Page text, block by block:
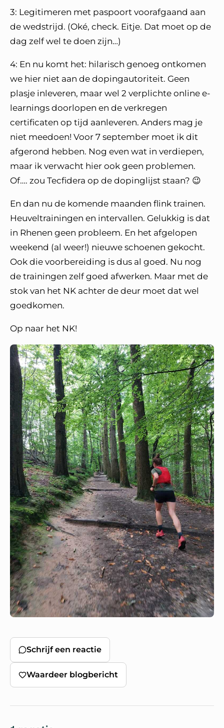
3: Legitimeren met paspoort voorafgaand aan
de wedstrijd. (Oké, check. Eitje. Dat moet op de
dag zelf wel te doen zijn…)
4: En nu komt het: hilarisch genoeg ontkomen
we hier niet aan de dopingautoriteit. Geen
plasje inleveren, maar wel 2 verplichte online e-
learnings doorlopen en de verkregen
certificaten op tijd aanleveren. Anders mag je
niet meedoen! Voor 7 september moet ik dit
afgerond hebben. Nog even wat in verdiepen,
maar ik verwacht hier ook geen problemen.
Of…. zou Tecfidera op de dopinglijst staan? 😉
En dan nu de komende maanden flink trainen.
Heuveltrainingen en intervallen. Gelukkig is dat
in Rhenen geen probleem. En het afgelopen
weekend (al weer!) nieuwe schoenen gekocht.
Ook die voorbereiding is dus al goed. Nu nog
de trainingen zelf goed afwerken. Maar met de
stok van het NK achter de deur moet dat wel
goedkomen.
Op naar het NK!
Schrijf een reactie
Waardeer blogbericht